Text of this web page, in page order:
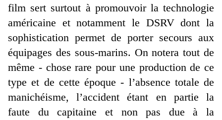
film sert surtout à promouvoir la technologie
américaine et notamment le DSRV dont la
sophistication permet de porter secours aux
équipages des sous-marins. On notera tout de
même - chose rare pour une production de ce
type et de cette époque - l’absence totale de
manichéisme, l’accident étant en partie la
faute du capitaine et non pas due à la